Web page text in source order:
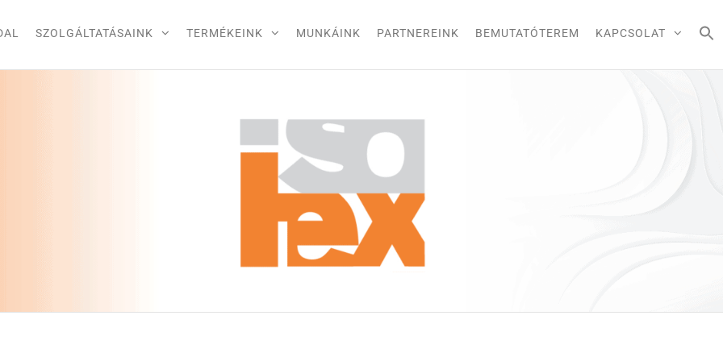
SZOLGÁLTATÁSAINK TERMÉKEINK MUNKÁINK PARTNEREINK BEMUTATÓTEREM KAPCSOLAT